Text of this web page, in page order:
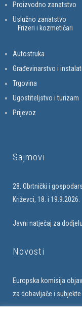
Proizvodno zanatstvo
Uslužno zanatstvo
Frizeri i kozmetičari
Autostruka
Građevinarstvo i
Trgovina
Ugostiteljstvo i turizam
Prijevoz
Sajmovi
28. Obrtnički i
Križevci, 18. i 19.9.2026.
Javni natječaj za
Novosti
Europska komisija
za dobavljače i